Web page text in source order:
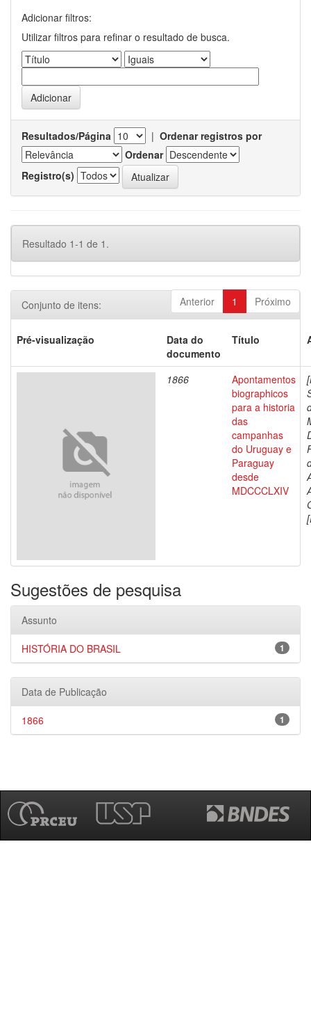
Adicionar filtros:
Utilizar filtros para refinar o resultado de busca.
Resultados/Página | Ordenar registros por
Ordenar
Registro(s)
Resultado 1-1 de 1.
Anterior 1 Próximo
Conjunto de itens:
Pré-visualização
Data do
documento
Título
1866
Apontamentos
biographicos
para a historia
das
campanhas
do Uruguay e
Paraguay
desde
MDCCCLXIV
Sugestões de pesquisa
Assunto
1
HISTÓRIA DO BRASIL
Data de Publicação
1
1866